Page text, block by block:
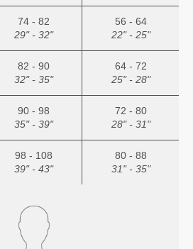
74 - 82
29" - 32"
56 - 64
22" - 25"
82 - 90
32" - 35"
64 - 72
25" - 28"
90 - 98
35" - 39"
72 - 80
28" - 31"
98 - 108
39" - 43"
80 - 88
31" - 35"